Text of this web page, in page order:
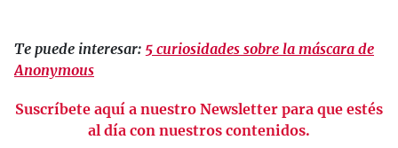
Te puede interesar: 5 curiosidades sobre la máscara de
Anonymous
Suscríbete aquí a nuestro Newsletter para que estés
al día con nuestros contenidos.